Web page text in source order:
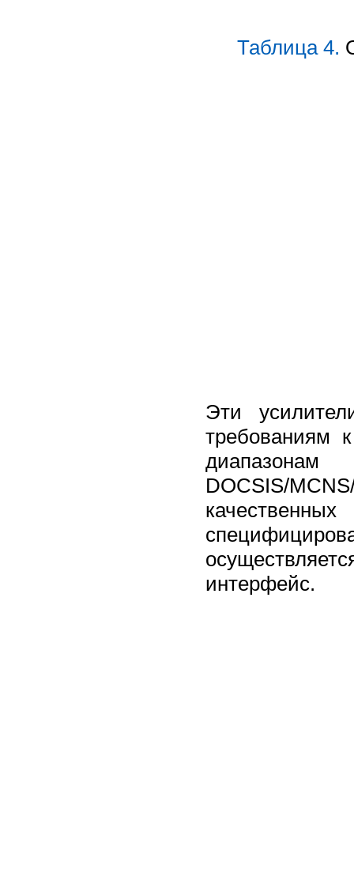
Таблица 4.
Эти
требованиям
DOCSIS/
интерфейс.